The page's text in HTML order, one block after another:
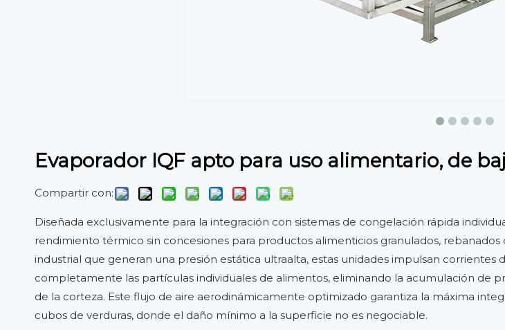
Evaporador IQF apto para uso alimentario, de
Compartir con:
Diseñada exclusivamente para la integración con sistemas de congelación rápida
rendimiento térmico sin concesiones para productos alimenticios granulados,
industrial que generan una presión estática ultraalta, estas unidades impulsan corrientes
completamente las partículas individuales de alimentos, eliminando la acumulación de
de la corteza. Este flujo de aire aerodinámicamente optimizado garantiza la máxima
cubos de verduras, donde el daño mínimo a la superficie no es negociable.